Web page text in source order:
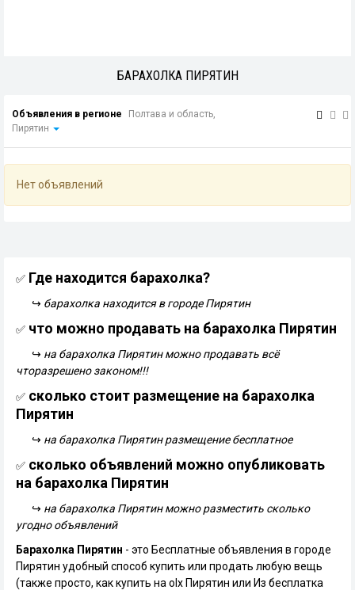
БАРАХОЛКА ПИРЯТИН
Объявления в регионе
Полтава и область,
Пирятин
Нет объявлений
✅ Где находится барахолка?
↪ барахолка находится в городе Пирятин
✅ что можно продавать на барахолка Пирятин
↪ на барахолка Пирятин можно продавать всё
чторазрешено законом!!!
✅ сколько стоит размещение на барахолка
Пирятин
↪ на барахолка Пирятин размещение бесплатное
✅ сколько объявлений можно опубликовать
на барахолка Пирятин
↪ на барахолка Пирятин можно разместить сколько
угодно объявлений
Барахолка Пирятин - это Бесплатные объявления в городе
Пирятин удобный способ купить или продать любую вещь
(также просто, как купить на olx Пирятин или Из бесплатка